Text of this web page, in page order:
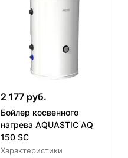
2 177 руб.
Бойлер косвенного
нагрева AQUASTIC AQ
150 SC
Характеристики